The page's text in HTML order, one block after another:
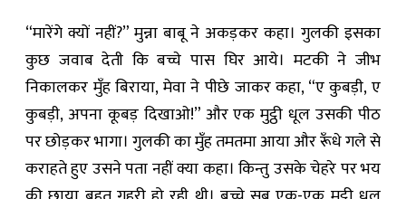
“मारेंगे क्यों नहीं?” मुन्ना बाबू ने अकड़कर कहा। गुलकी इसका
कुछ जवाब देती कि बच्चे पास घिर आये। मटकी ने जीभ
निकालकर मुँह बिराया, मेवा ने पीछे जाकर कहा, “ए कुबड़ी, ए
कुबड़ी, अपना कूबड़ दिखाओ!” और एक मुट्ठी धूल उसकी पीठ
पर छोड़कर भागा। गुलकी का मुँह तमतमा आया और रूँधे गले से
कराहते हुए उसने पता नहीं क्या कहा। किन्तु उसके चेहरे पर भय